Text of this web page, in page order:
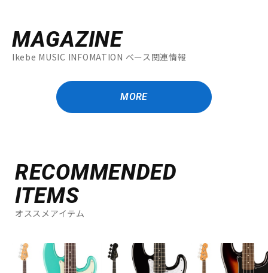
MAGAZINE
Ikebe MUSIC INFOMATION ベース関連情報
MORE
RECOMMENDED
ITEMS
オススメアイテム